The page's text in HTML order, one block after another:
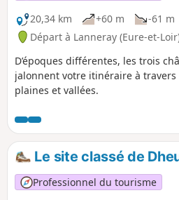
20,34 km
+60 m -61 m
Départ à Lanneray (Eure-et-
D’époques différentes, les trois
jalonnent votre itinéraire à travers
plaines et vallées.
Le site classé de
Professionnel du tourisme